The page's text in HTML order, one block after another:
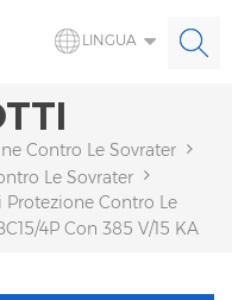
LINGUA
Contro Le Sovratensioni
Le Sovratensioni CA
Protezione Contro Le
4P Con 385 V/15 KA